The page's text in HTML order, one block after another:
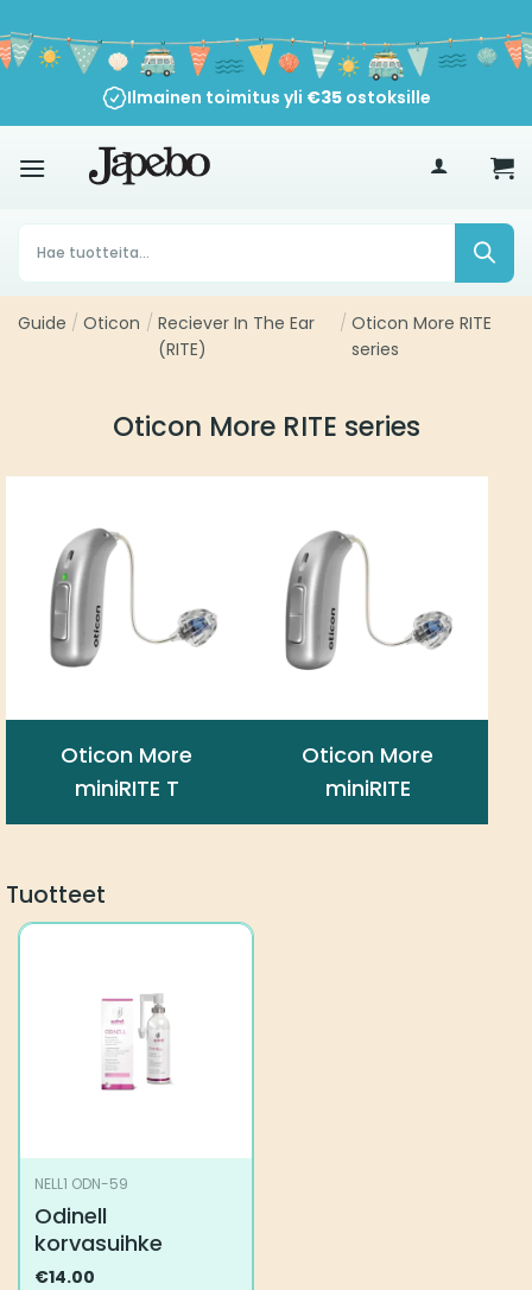
sisältöön
Ilmainen toimitus yli €35ostoksille
Products
search
Guide / Oticon / Reciever In The Ear
(RITE)
/ Oticon More RITE
series
Oticon More RITE series
Oticon More
miniRITE T
Oticon More
miniRITE
Tuotteet
NELL1 ODN-59
Odinell
korvasuihke
€14.00